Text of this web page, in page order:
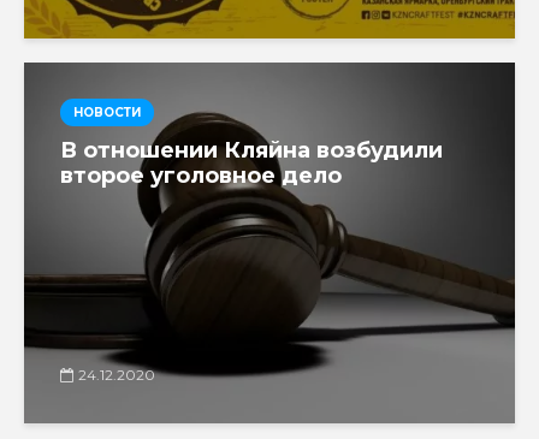
НОВОСТИ
В отношении Кляйна возбудили
второе уголовное дело
24.12.2020